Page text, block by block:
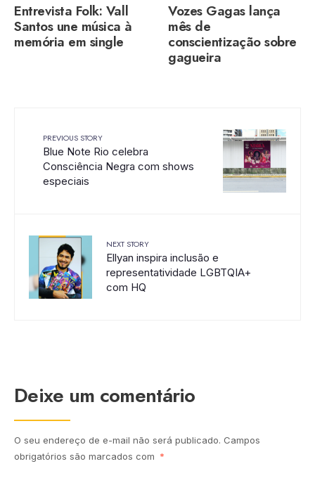
Entrevista Folk: Vall
Santos une música à
memória em single
Vozes Gagas lança
mês de
conscientização sobre
gagueira
PREVIOUS STORY
Blue Note Rio celebra
Consciência Negra com shows
especiais
NEXT STORY
Ellyan inspira inclusão e
representatividade LGBTQIA+
com HQ
Deixe um comentário
O seu endereço de e-mail não será publicado. Campos
obrigatórios são marcados com *